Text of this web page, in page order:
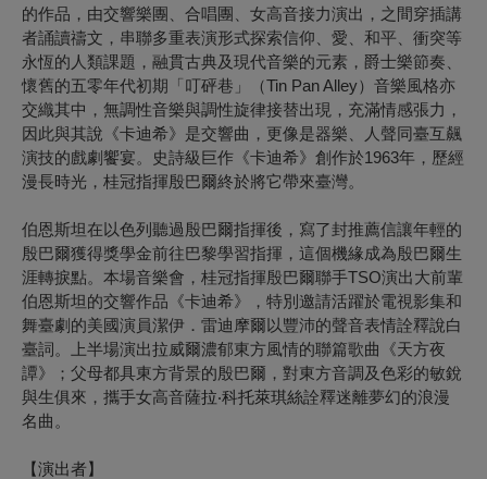
的作品，由交響樂團、合唱團、女高音接力演出，之間穿插講
者誦讀禱文，串聯多重表演形式探索信仰、愛、和平、衝突等
永恆的人類課題，融貫古典及現代音樂的元素，爵士樂節奏、
懷舊的五零年代初期「叮砰巷」（Tin Pan Alley）音樂風格亦
交織其中，無調性音樂與調性旋律接替出現，充滿情感張力，
因此與其說《卡迪希》是交響曲，更像是器樂、人聲同臺互飆
演技的戲劇饗宴。史詩級巨作《卡迪希》創作於1963年，歷經
漫長時光，桂冠指揮殷巴爾終於將它帶來臺灣。
伯恩斯坦在以色列聽過殷巴爾指揮後，寫了封推薦信讓年輕的
殷巴爾獲得獎學金前往巴黎學習指揮，這個機緣成為殷巴爾生
涯轉捩點。本場音樂會，桂冠指揮殷巴爾聯手TSO演出大前輩
伯恩斯坦的交響作品《卡迪希》，特別邀請活躍於電視影集和
舞臺劇的美國演員潔伊．雷迪摩爾以豐沛的聲音表情詮釋說白
臺詞。上半場演出拉威爾濃郁東方風情的聯篇歌曲《天方夜
譚》；父母都具東方背景的殷巴爾，對東方音調及色彩的敏銳
與生俱來，攜手女高音薩拉‧科托萊琪絲詮釋迷離夢幻的浪漫
名曲。
【演出者】